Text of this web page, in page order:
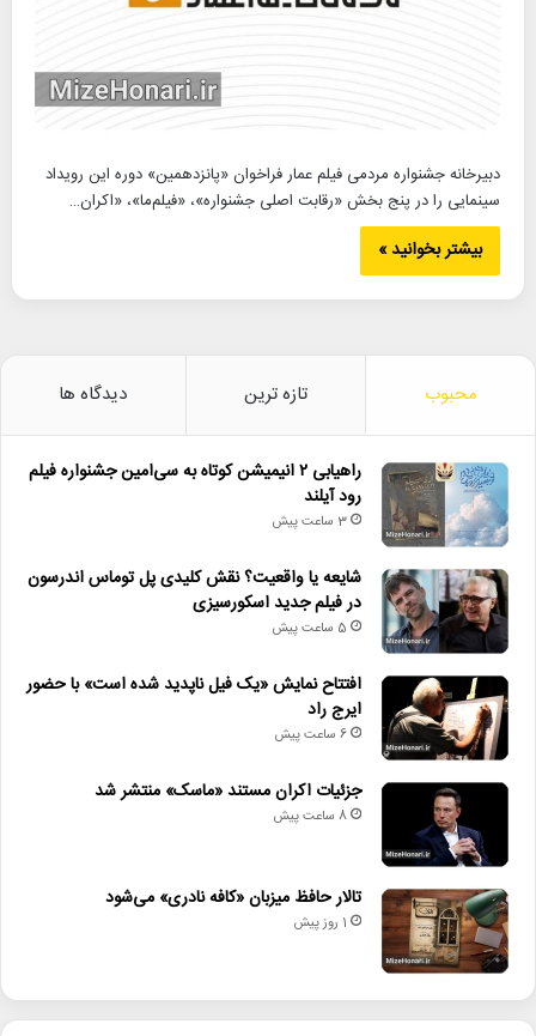
دبیرخانه جشنواره مردمی فیلم عمار فراخوان «پانزدهمین» دوره این رویداد
سینمایی را در پنج بخش «رقابت اصلی جشنواره»، «فیلم‌ما»، «اکران…
بیشتر بخوانید »
محبوب تازه ترین دیدگاه ها
راهیابی ۲ انیمیشن کوتاه به سی‌امین جشنواره فیلم
رود آیلند
3 ساعت پیش
شایعه یا واقعیت؟ نقش کلیدی پل توماس اندرسون
در فیلم جدید اسکورسیزی
5 ساعت پیش
افتتاح نمایش «یک فیل ناپدید شده است» با حضور
ایرج راد
6 ساعت پیش
جزئیات اکران مستند «ماسک» منتشر شد
8 ساعت پیش
تالار حافظ میزبان «کافه نادری» می‌شود
1 روز پیش